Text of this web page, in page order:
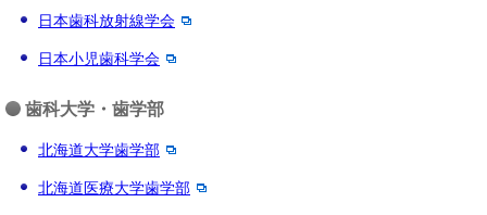
日本歯科放射線学会
日本小児歯科学会
歯科大学・歯学部
北海道大学歯学部
北海道医療大学歯学部